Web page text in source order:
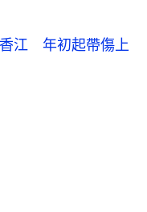
江 年初起帶傷上